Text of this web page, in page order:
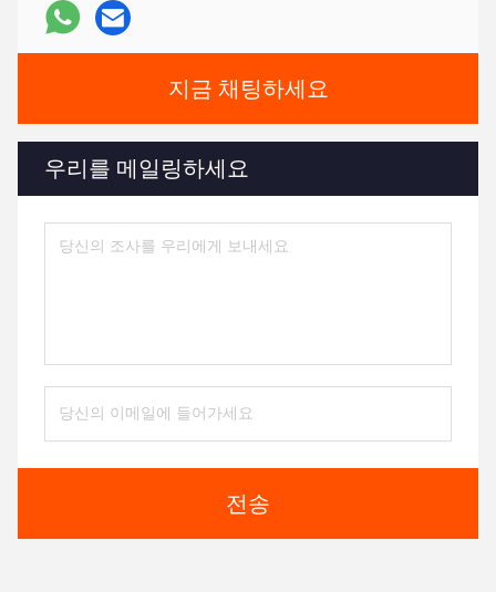
지금 채팅하세요
우리를 메일링하세요
전송